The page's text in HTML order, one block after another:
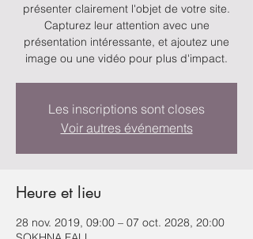
présenter clairement l'objet de votre site.
Capturez leur attention avec une
présentation intéressante, et ajoutez une
image ou une vidéo pour plus d'impact.
Les inscriptions sont closes
Voir autres événements
Heure et lieu
28 nov. 2019, 09:00 – 07 oct. 2028, 20:00